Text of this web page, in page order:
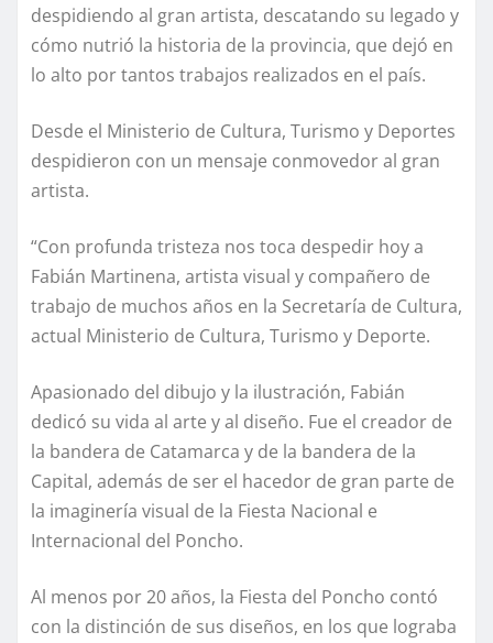
despidiendo al gran artista, descatando su legado y
cómo nutrió la historia de la provincia, que dejó en
lo alto por tantos trabajos realizados en el país.
Desde el Ministerio de Cultura, Turismo y Deportes
despidieron con un mensaje conmovedor al gran
artista.
“Con profunda tristeza nos toca despedir hoy a
Fabián Martinena, artista visual y compañero de
trabajo de muchos años en la Secretaría de Cultura,
actual Ministerio de Cultura, Turismo y Deporte.
Apasionado del dibujo y la ilustración, Fabián
dedicó su vida al arte y al diseño. Fue el creador de
la bandera de Catamarca y de la bandera de la
Capital, además de ser el hacedor de gran parte de
la imaginería visual de la Fiesta Nacional e
Internacional del Poncho.
Al menos por 20 años, la Fiesta del Poncho contó
con la distinción de sus diseños, en los que lograba